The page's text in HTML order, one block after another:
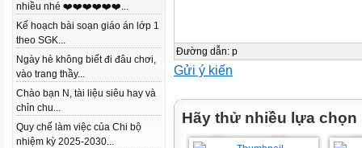
nhiều nhé ❤️❤️❤️❤️❤️❤️...
Kế hoạch bài soạn giáo án lớp 1
theo SGK...
Ngày hè không biết đi đâu chơi,
vào trang thầy...
Chào bạn N, tài liệu siêu hay và
chỉn chu...
Quy chế làm việc của Chi bộ
nhiệm kỳ 2025-2030...
Đường dẫn: p
Gửi ý kiến
Hãy thử nhiều lựa chọn